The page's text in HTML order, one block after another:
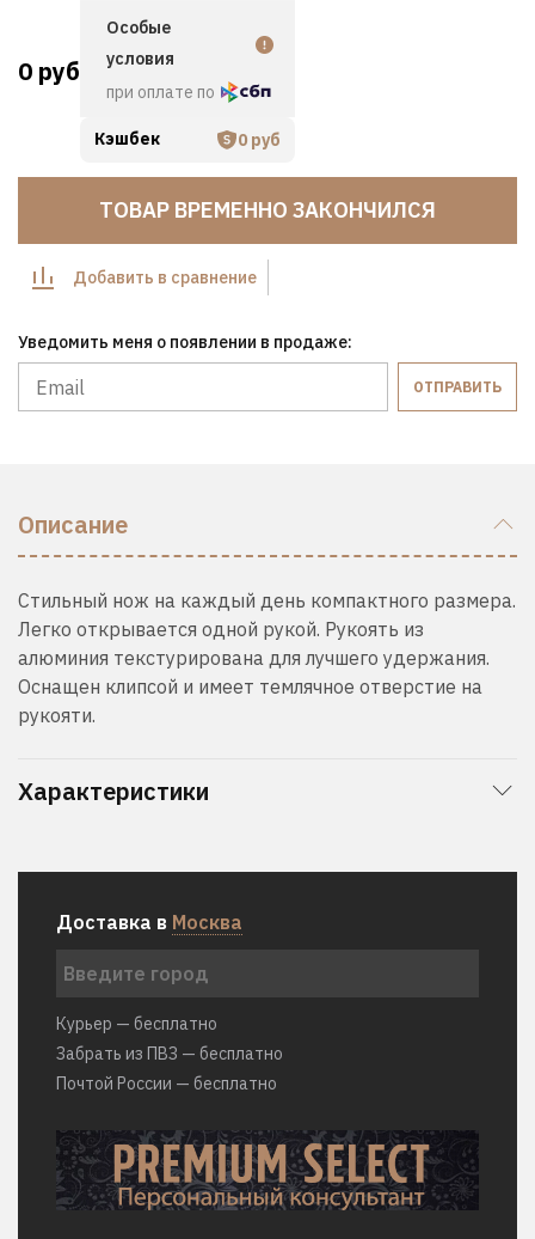
0 руб
Особые
условия
при оплате по
Кэшбек 0 руб
ТОВАР ВРЕМЕННО ЗАКОНЧИЛСЯ
Добавить в сравнение
Уведомить меня о появлении в продаже:
ОТПРАВИТЬ
Описание
Стильный нож на каждый день компактного размера.
Легко открывается одной рукой. Рукоять из
алюминия текстурирована для лучшего удержания.
Оснащен клипсой и имеет темлячное отверстие на
рукояти.
Характеристики
Доставка в Москва
Курьер — бесплатно
Забрать из ПВЗ — бесплатно
Почтой России — бесплатно